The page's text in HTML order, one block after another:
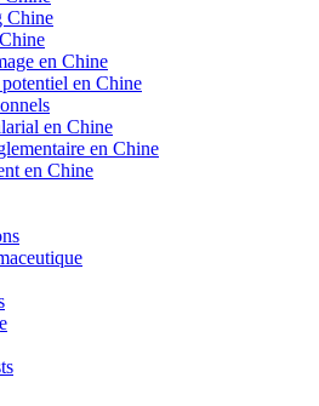
Chine
en Chine
en Chine
en Chine
en Chine
en Chine